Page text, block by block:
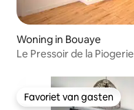
Woning in Bouaye
Le Pressoir de la Piogerie
Favoriet van gasten
Favoriet van gasten